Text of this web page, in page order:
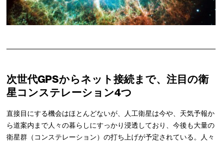
次世代GPSからネット接続まで、注目の衛
星コンステレーション4つ
直接目にする機会はほとんどないが、人工衛星は今や、天気予報か
ら道案内まで人々の暮らしにすっかり浸透しており、今後も大量の
衛星群（コンステレーション）の打ち上げが予定されている。人々